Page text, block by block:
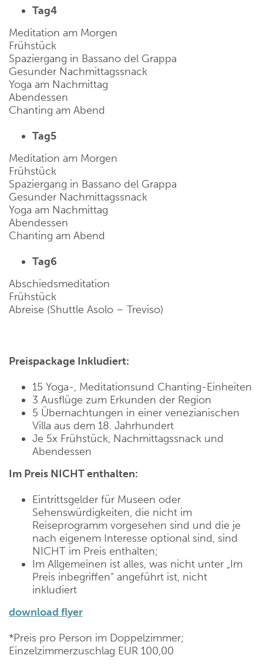
Tag4
Meditation am Morgen
Frühstück
Spaziergang in Bassano del Grappa
Gesunder Nachmittagssnack
Yoga am Nachmittag
Abendessen
Chanting am Abend
Tag5
Meditation am Morgen
Frühstück
Spaziergang in Bassano del Grappa
Gesunder Nachmittagssnack
Yoga am Nachmittag
Abendessen
Chanting am Abend
Tag6
Abschiedsmeditation
Frühstück
Abreise (Shuttle Asolo – Treviso)
Preispackage Inkludiert:
15 Yoga-, Meditationsund Chanting-Einheiten
3 Ausflüge zum Erkunden der Region
5 Übernachtungen in einer venezianischen
Villa aus dem 18. Jahrhundert
Je 5x Frühstück, Nachmittagssnack und
Abendessen
Im Preis NICHT enthalten:
Eintrittsgelder für Museen oder
Sehenswürdigkeiten, die nicht im
Reiseprogramm vorgesehen sind und die je
nach eigenem Interesse optional sind, sind
NICHT im Preis enthalten;
Im Allgemeinen ist alles, was nicht unter „Im
Preis inbegriffen“ angeführt ist, nicht
inkludiert
download flyer
*Preis pro Person im Doppelzimmer;
Einzelzimmerzuschlag EUR 100,00